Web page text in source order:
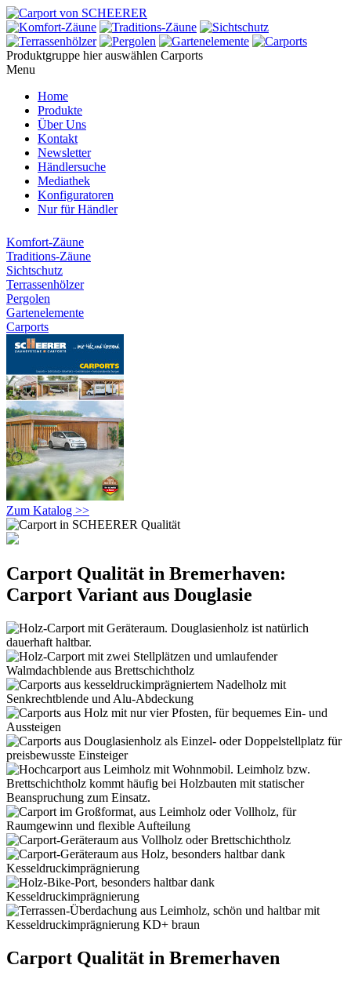
Produktgruppe hier auswählen Carports
Menu
Home
Produkte
Über Uns
Kontakt
Newsletter
Händlersuche
Mediathek
Konfiguratoren
Nur für Händler
Komfort-Zäune
Traditions-Zäune
Sichtschutz
Terrassenhölzer
Pergolen
Gartenelemente
Carports
Zum Katalog >>
Carport Qualität in Bremerhaven:
Carport Variant aus Douglasie
Carport Qualität in Bremerhaven